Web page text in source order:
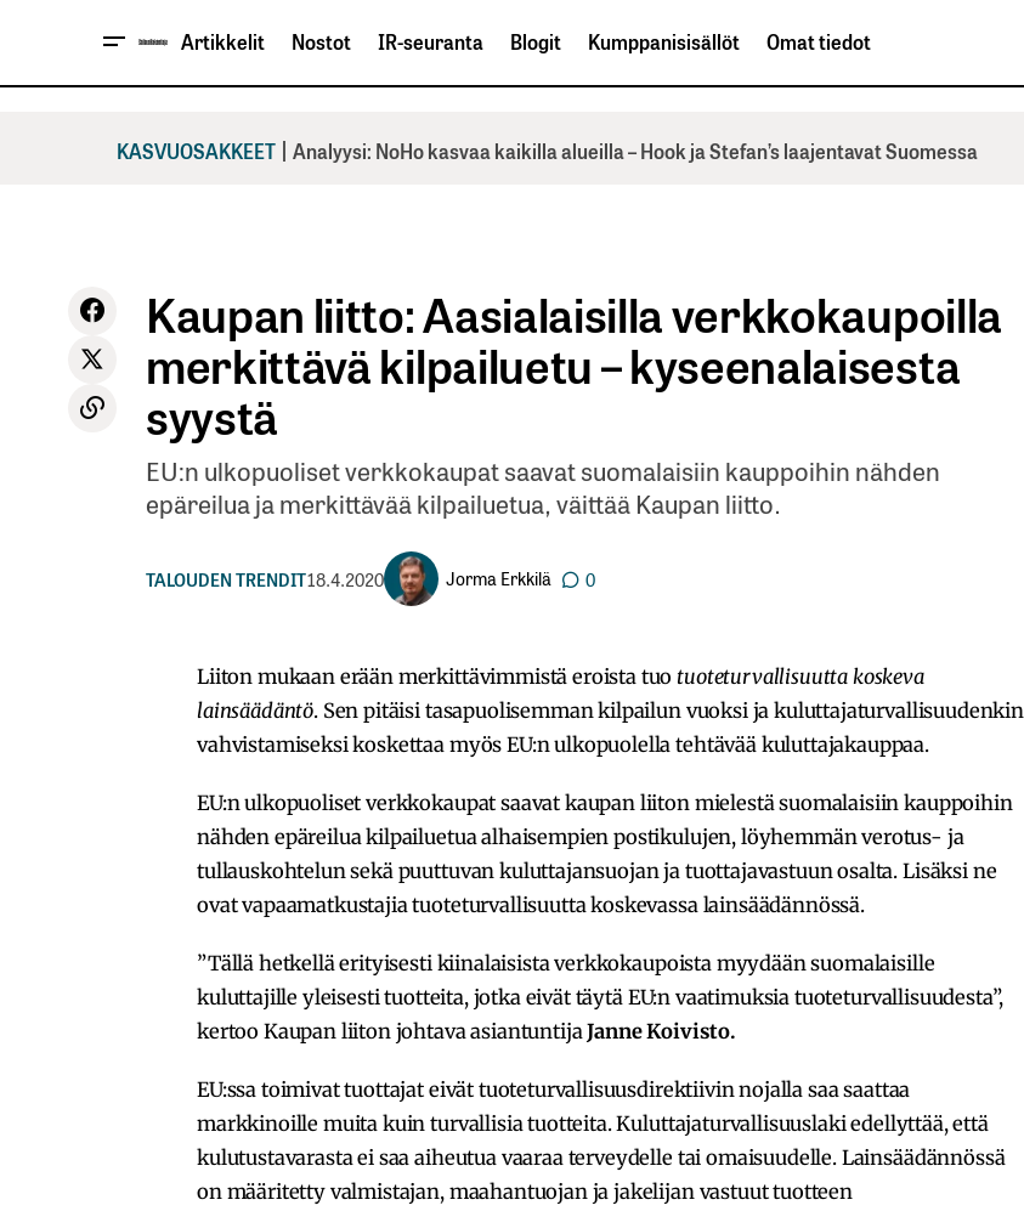
Artikkelit Nostot IR-seuranta Blogit Kumppanisisällöt Omat tiedot
KASVUOSAKKEET | Analyysi: NoHo kasvaa kaikilla alueilla – Hook ja Stefan’s laajentavat Suomessa
Kaupan liitto: Aasialaisilla verkkokaupoilla
merkittävä kilpailuetu – kyseenalaisesta
syystä
EU:n ulkopuoliset verkkokaupat saavat suomalaisiin kauppoihin nähden
epäreilua ja merkittävää kilpailuetua, väittää Kaupan liitto.
TALOUDEN TRENDIT18.4.2020 Jorma Erkkilä 0
Liiton mukaan erään merkittävimmistä eroista tuo tuoteturvallisuutta koskeva
lainsäädäntö. Sen pitäisi tasapuolisemman kilpailun vuoksi ja kuluttajaturvallisuudenkin
vahvistamiseksi koskettaa myös EU:n ulkopuolella tehtävää kuluttajakauppaa.
EU:n ulkopuoliset verkkokaupat saavat kaupan liiton mielestä suomalaisiin kauppoihin
nähden epäreilua kilpailuetua alhaisempien postikulujen, löyhemmän verotus- ja
tullauskohtelun sekä puuttuvan kuluttajansuojan ja tuottajavastuun osalta. Lisäksi ne
ovat vapaamatkustajia tuoteturvallisuutta koskevassa lainsäädännössä.
”Tällä hetkellä erityisesti kiinalaisista verkkokaupoista myydään suomalaisille
kuluttajille yleisesti tuotteita, jotka eivät täytä EU:n vaatimuksia tuoteturvallisuudesta”,
kertoo Kaupan liiton johtava asiantuntijaJanne Koivisto.
EU:ssa toimivat tuottajat eivät tuoteturvallisuusdirektiivin nojalla saa saattaa
markkinoille muita kuin turvallisia tuotteita. Kuluttajaturvallisuuslaki edellyttää, että
kulutustavarasta ei saa aiheutua vaaraa terveydelle tai omaisuudelle. Lainsäädännössä
on määritetty valmistajan, maahantuojan ja jakelijan vastuut tuotteen